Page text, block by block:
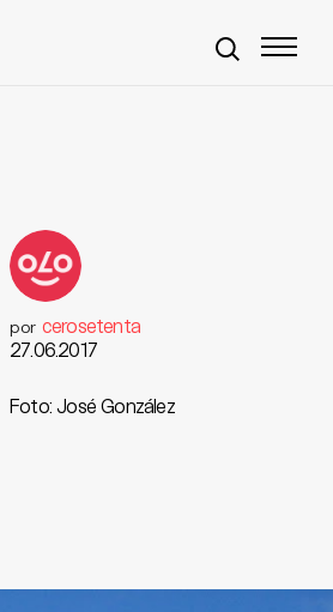
por cerosetenta
27.06.2017
Foto: José González